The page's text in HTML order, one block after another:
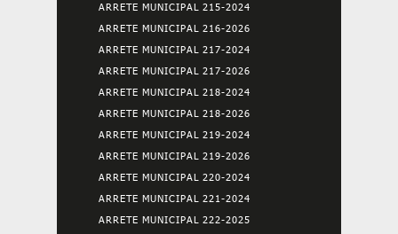
ARRETE MUNICIPAL 215-2024
ARRETE MUNICIPAL 216-2026
ARRETE MUNICIPAL 217-2024
ARRETE MUNICIPAL 217-2026
ARRETE MUNICIPAL 218-2024
ARRETE MUNICIPAL 218-2026
ARRETE MUNICIPAL 219-2024
ARRETE MUNICIPAL 219-2026
ARRETE MUNICIPAL 220-2024
ARRETE MUNICIPAL 221-2024
ARRETE MUNICIPAL 222-2025